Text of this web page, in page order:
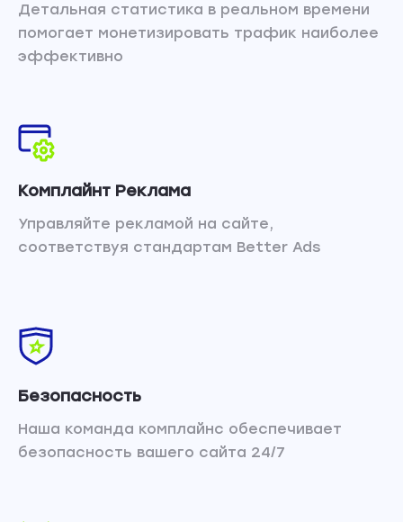
Детальная статистика в реальном времени
помогает монетизировать трафик наиболее
эффективно
Комплайнт Реклама
Управляйте рекламой на сайте,
соответствуя стандартам Better Ads
Безопасность
Наша команда комплайнс обеспечивает
безопасность вашего сайта 24/7